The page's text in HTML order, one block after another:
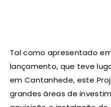
Tal como apresentado
lançamento, que teve
em Cantanhede, este
grandes áreas de